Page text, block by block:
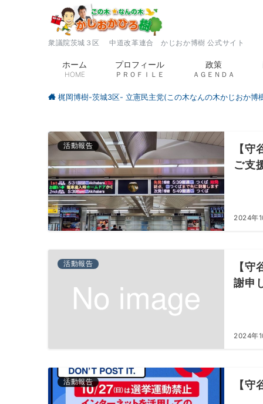
衆議院茨城３区 中道改革連合 かじおか博樹 公式サイト
ホーム
HOME
プロフィール
ＰＲＯＦＩＬＥ
政策
ＡＧＥＮＤＡ
梶岡博樹-茨城3区- 立憲民主党(この木なんの木かじおか博
活動報告
【
ご支
2024年
活動報告
【
謝申
2024年
活動報告 【